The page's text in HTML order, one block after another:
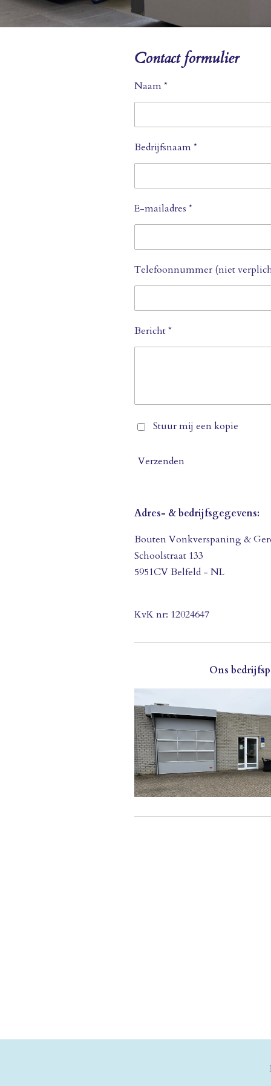
Contact formulier
Naam *
Bedrijfsnaam *
E-mailadres *
Telefoonnummer (niet
Bericht *
Stuur mij een kopie
Verzenden
Adres- & bedrijfsgegevens:
Bouten Vonkverspaning &
Schoolstraat 133
5951CV Belfeld - NL
KvK nr: 12024647
Ons